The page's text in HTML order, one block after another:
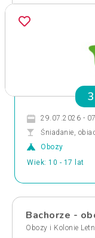
29.07.2026 -
Śniadanie,
Obozy
Wiek: 10 - 17 lat
Bachorze -
Obozy i Kolonie